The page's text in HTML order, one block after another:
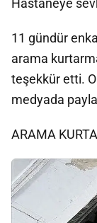
Hastaneye
11 gündür
arama
teşekkür etti.
medyada
ARAMA